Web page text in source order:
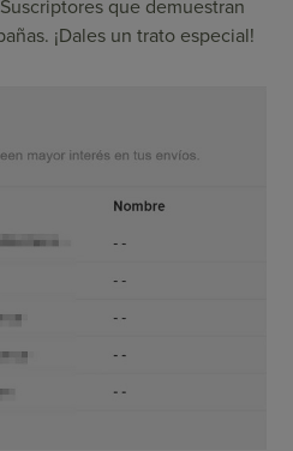
que demuestran
¡Dales un trato especial!